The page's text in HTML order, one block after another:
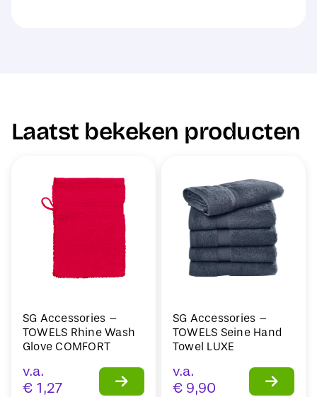
Laatst bekeken producten
SG Accessories –
TOWELS Rhine Wash
Glove COMFORT
v.a.
€ 1,27
SG Accessories –
TOWELS Seine Hand
Towel LUXE
v.a.
€ 9,90